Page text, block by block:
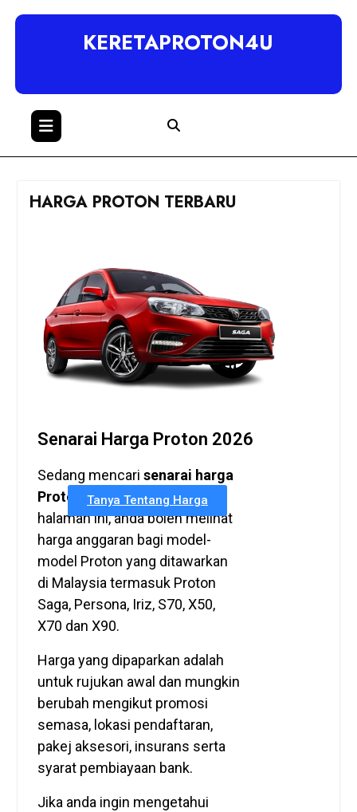
KERETAPROTON4U
HARGA PROTON TERBARU
Senarai Harga Proton 2026
Sedang mencari senarai harga
Proton 2026yang terkini? Di
halaman ini, anda boleh melihat
harga anggaran bagi model-
model Proton yang ditawarkan
di Malaysia termasuk Proton
Saga, Persona, Iriz, S70, X50,
X70 dan X90.
Harga yang dipaparkan adalah
untuk rujukan awal dan mungkin
berubah mengikut promosi
semasa, lokasi pendaftaran,
pakej aksesori, insurans serta
syarat pembiayaan bank.
Jika anda ingin mengetahui
Tanya Tentang Harga